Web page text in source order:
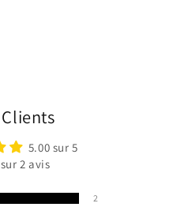
5.00 sur 5
2 avis
2
et afficher vos